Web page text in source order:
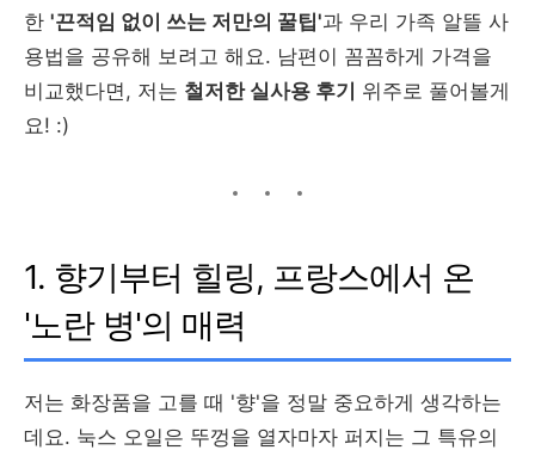
한 '끈적임 없이 쓰는 저만의 꿀팁'과 우리 가족 알뜰 사
용법을 공유해 보려고 해요. 남편이 꼼꼼하게 가격을
비교했다면, 저는 철저한 실사용 후기
위주로 풀어볼게
요! :)
1. 향기부터 힐링, 프랑스에서 온
'노란 병'의 매력
저는 화장품을 고를 때 '향'을 정말 중요하게 생각하는
데요. 눅스 오일은 뚜껑을 열자마자 퍼지는 그 특유의